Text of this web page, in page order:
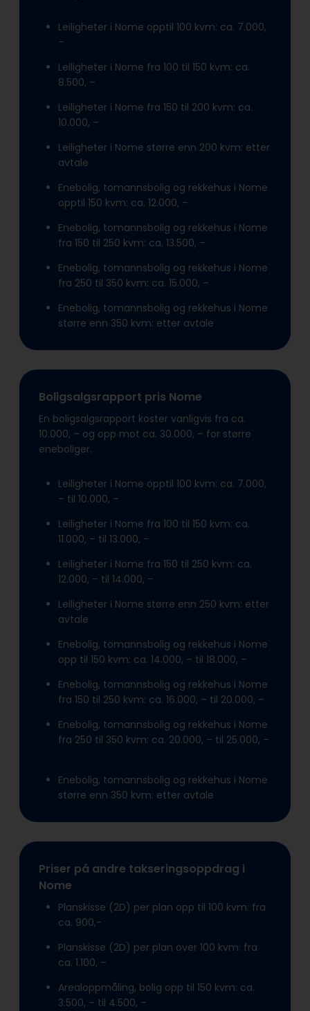
Leiligheter i Nome opptil 100 kvm: ca. 7.000,
–
Leiligheter i Nome fra 100 til 150 kvm: ca.
8.500, –
Leiligheter i Nome fra 150 til 200 kvm: ca.
10.000, –
Leiligheter i Nome større enn 200 kvm: etter
avtale
Enebolig, tomannsbolig og rekkehus i Nome
opptil 150 kvm: ca. 12.000, –
Enebolig, tomannsbolig og rekkehus i Nome
fra 150 til 250 kvm: ca. 13.500, –
Enebolig, tomannsbolig og rekkehus i Nome
fra 250 til 350 kvm: ca. 15.000, –
Enebolig, tomannsbolig og rekkehus i Nome
større enn 350 kvm: etter avtale
Boligsalgsrapport pris Nome
En boligsalgsrapport koster vanligvis fra ca.
10.000, – og opp mot ca. 30.000, – for større
eneboliger.
Leiligheter i Nome opptil 100 kvm: ca. 7.000,
– til 10.000, –
Leiligheter i Nome fra 100 til 150 kvm: ca.
11.000, – til 13.000, –
Leiligheter i Nome fra 150 til 250 kvm: ca.
12.000, – til 14.000, –
Leiligheter i Nome større enn 250 kvm: etter
avtale
Enebolig, tomannsbolig og rekkehus i Nome
opp til 150 kvm: ca. 14.000, – til 18.000, –
Enebolig, tomannsbolig og rekkehus i Nome
fra 150 til 250 kvm: ca. 16.000, – til 20.000, –
Enebolig, tomannsbolig og rekkehus i Nome
fra 250 til 350 kvm: ca. 20.000, – til 25.000, –
Enebolig, tomannsbolig og rekkehus i Nome
større enn 350 kvm: etter avtale
Priser på andre takseringsoppdrag i
Nome
Planskisse (2D) per plan opp til 100 kvm: fra
ca. 900,-
Planskisse (2D) per plan over 100 kvm: fra
ca. 1.100, –
Arealoppmåling, bolig opp til 150 kvm: ca.
3.500, – til 4.500, –